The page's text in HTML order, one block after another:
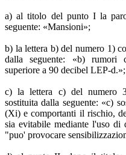
a) al titolo del punto I la
seguente: «Mansioni»;
b) la lettera b) del numero 1)
dalla seguente: «b) rumori
superiore a 90 decibel LEP-d.»;
c) la lettera c) del numero
sostituita dalla seguente: «c)
(Xi) e comportanti il rischio,
sia evitabile mediante l'uso di
"puo' provocare